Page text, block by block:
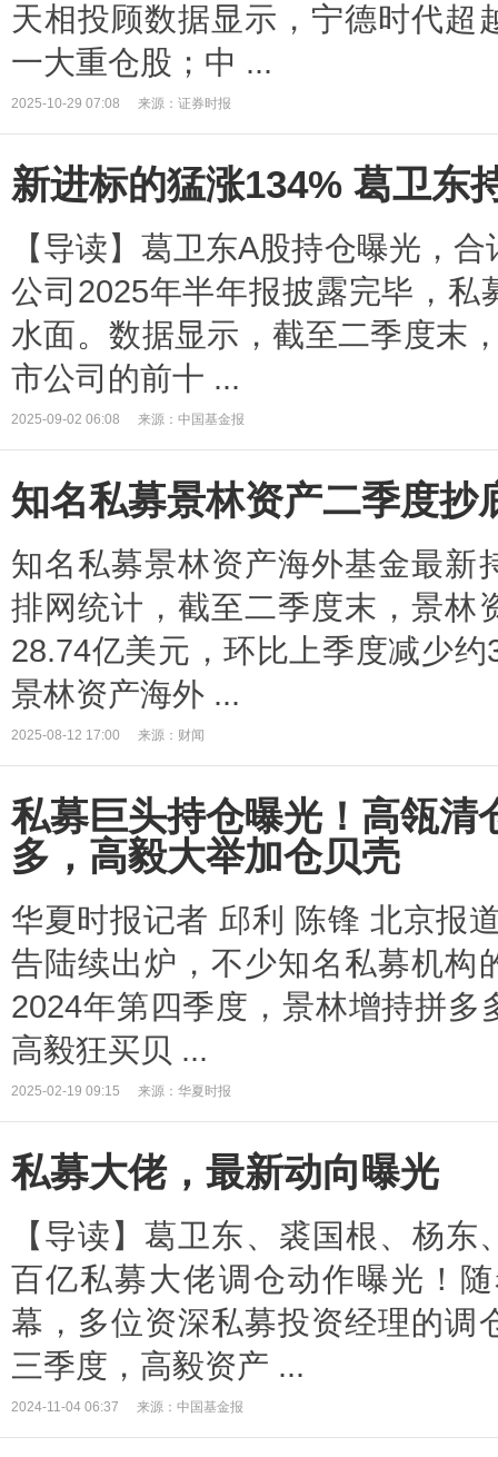
天相投顾数据显示，宁德时代超
一大重仓股；中 ...
2025-10-29 07:08 来源：证券时报
新进标的猛涨134% 葛卫东
【导读】葛卫东A股持仓曝光，
公司2025年半年报披露完毕，
水面。数据显示，截至二季度末
市公司的前十 ...
2025-09-02 06:08 来源：中国基金报
知名私募景林资产二季度抄
知名私募景林资产海外基金最新
排网统计，截至二季度末，景林
28.74亿美元，环比上季度减少
景林资产海外 ...
2025-08-12 17:00 来源：财闻
私募巨头持仓曝光！高瓴清
多，高毅大举加仓贝壳
华夏时报记者 邱利 陈锋 北京报
告陆续出炉，不少知名私募机构
2024年第四季度，景林增持拼
高毅狂买贝 ...
2025-02-19 09:15 来源：华夏时报
私募大佬，最新动向曝光
【导读】葛卫东、裘国根、杨
百亿私募大佬调仓动作曝光！
幕，多位资深私募投资经理的调
三季度，高毅资产 ...
2024-11-04 06:37 来源：中国基金报